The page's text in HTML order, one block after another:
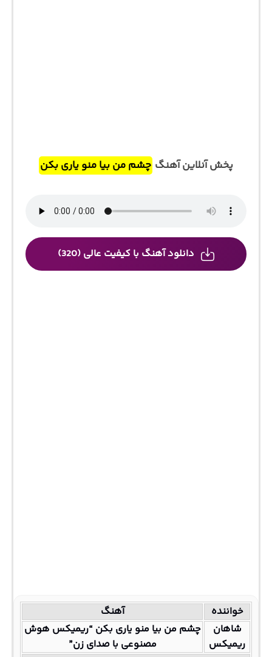
پخش آنلاین آهنگ چشم من بیا منو یاری بکن
دانلود آهنگ با کیفیت عالی (320)
خواننده
آهنگ
شاهان
ریمیکس
چشم من بیا منو یاری بکن “ریمیکس هوش
مصنوعی با صدای زن”